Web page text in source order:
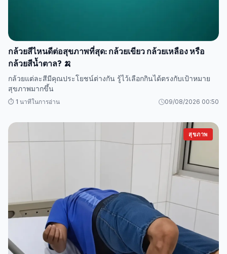
กล้วยสีไหนดีต่อสุขภาพที่สุด: กล้วยเขียว กล้วยเหลือง หรือ
กล้วยสีน้ำตาล? 🍌
กล้วยแต่ละสีมีคุณประโยชน์ต่างกัน รู้ไว้เลือกกินได้ตรงกับเป้าหมาย
สุขภาพมากขึ้น
⏱️ 1 นาทีในการอ่าน 09/08/2026 00:50
สุขภาพ